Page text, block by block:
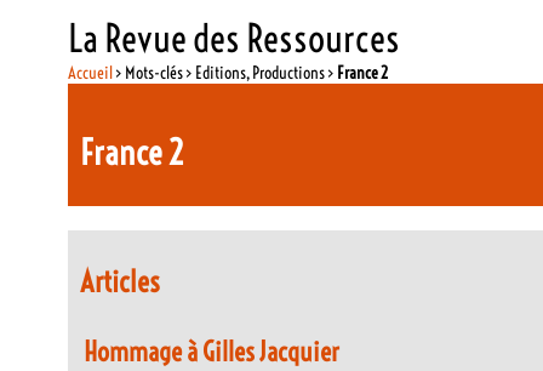
La Revue des Ressources
Accueil> Mots-clés > Editions, Productions > France 2
France 2
Articles
Hommage à Gilles Jacquier